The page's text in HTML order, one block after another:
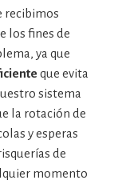
recibimos
los fines de
ya que
que evita
sistema
la rotación de
y esperas
de
momento